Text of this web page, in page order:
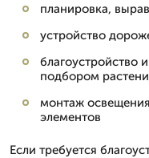
планировка,
устройство
благоустройство
подбором
монтаж
элементов
Если требуется